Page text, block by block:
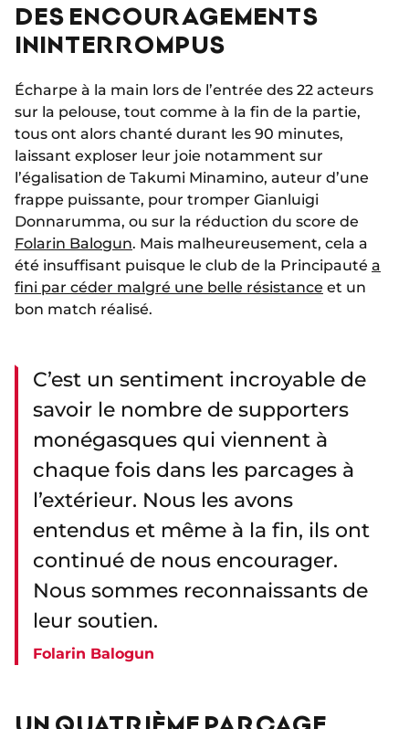
DES ENCOURAGEMENTS
ININTERROMPUS
Écharpe à la main lors de l’entrée des 22 acteurs
sur la pelouse, tout comme à la fin de la partie,
tous ont alors chanté durant les 90 minutes,
laissant exploser leur joie notamment sur
l’égalisation de Takumi Minamino, auteur d’une
frappe puissante, pour tromper Gianluigi
Donnarumma, ou sur la réduction du score de
Folarin Balogun. Mais malheureusement, cela a
été insuffisant puisque le club de la Principauté a
fini par céder malgré une belle résistance et un
bon match réalisé.
C’est un sentiment incroyable de
savoir le nombre de supporters
monégasques qui viennent à
chaque fois dans les parcages à
l’extérieur. Nous les avons
entendus et même à la fin, ils ont
continué de nous encourager.
Nous sommes reconnaissants de
leur soutien.
Folarin Balogun
UN QUATRIÈME PARCAGE